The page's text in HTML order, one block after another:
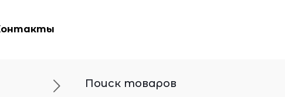
Поиск товаров